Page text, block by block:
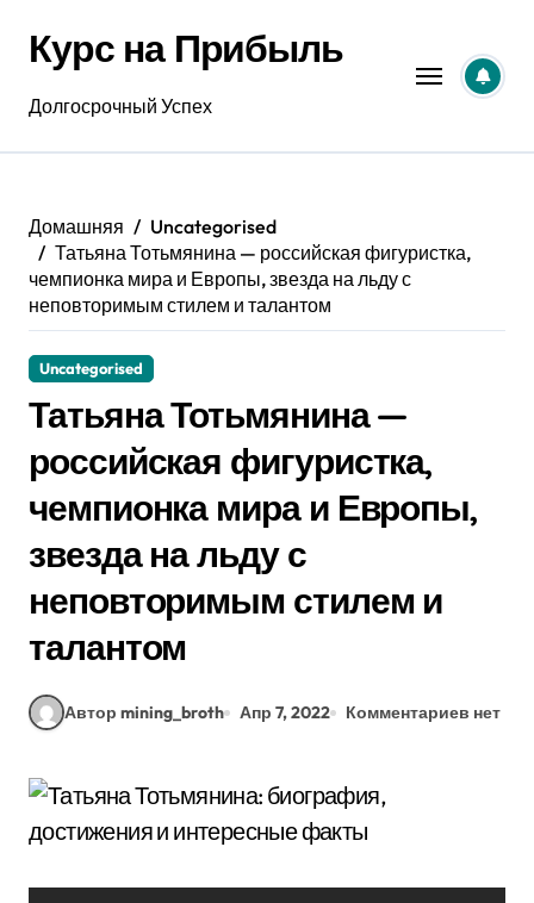
содержанию
Курс на Прибыль
Долгосрочный Успех
Домашняя
Uncategorised
Татьяна Тотьмянина — российская фигуристка,
чемпионка мира и Европы, звезда на льду с
неповторимым стилем и талантом
Uncategorised
Татьяна Тотьмянина —
российская фигуристка,
чемпионка мира и Европы,
звезда на льду с
неповторимым стилем и
талантом
Автор mining_broth Апр 7, 2022 Комментариев нет